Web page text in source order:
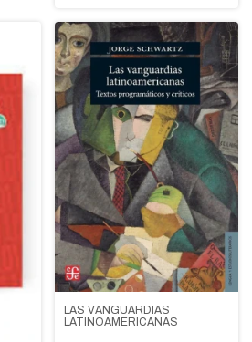
LAS VANGUARDIAS
LATINOAMERICANAS